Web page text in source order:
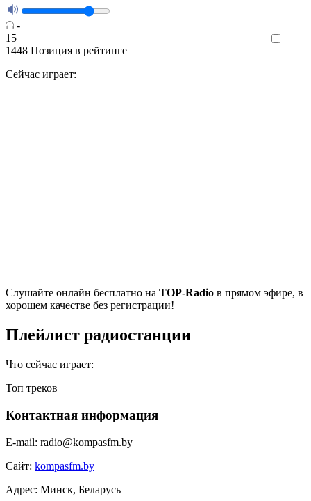
-
15
1448 Позиция в рейтинге
Сейчас играет:
Cлушайте онлайн бесплатно на TOP-Radio в прямом эфире, в
хорошем качестве без регистрации!
Плейлист радиостанции
Что сейчас играет:
Топ треков
Контактная информация
E-mail: radio@kompasfm.by
Сайт: kompasfm.by
Адрес: Минск, Беларусь